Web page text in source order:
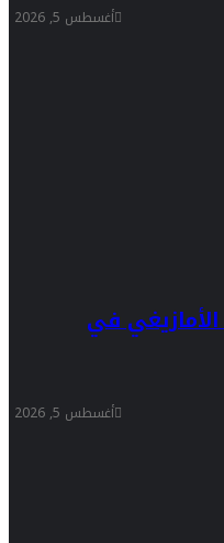
أغسطس 5, 2026
في
أغسطس 5, 2026